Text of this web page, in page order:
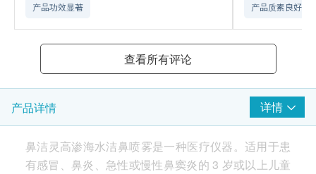
产品功效显著 产品质素良好
查看所有评论
产品详情 详情
鼻洁灵高渗海水洁鼻喷雾是一种医疗仪器。适用于患
有感冒、鼻炎、急性或慢性鼻窦炎的 3 岁或以上儿童